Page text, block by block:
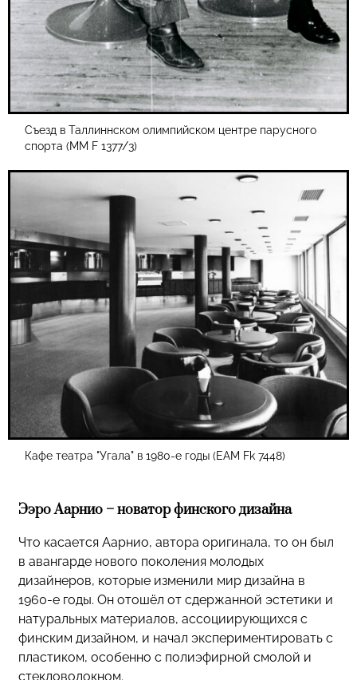
Съезд в Таллиннском олимпийском центре парусного
спорта (MM F 1377/3)
Кафе театра "Угала" в 1980-е годы (EAM Fk 7448)
Ээро Аарнио – новатор финского дизайна
Что касается Аарнио, автора оригинала, то он был
в авангарде нового поколения молодых
дизайнеров, которые изменили мир дизайна в
1960-е годы. Он отошёл от сдержанной эстетики и
натуральных материалов, ассоциирующихся с
финским дизайном, и начал экспериментировать с
пластиком, особенно с полиэфирной смолой и
стекловолокном.